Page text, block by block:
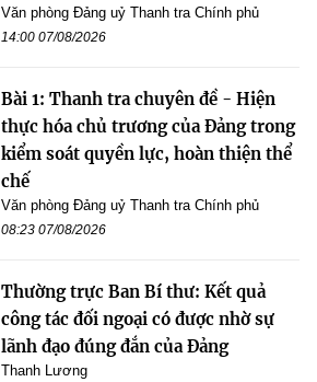
Văn phòng Đảng uỷ Thanh tra Chính phủ
14:00 07/08/2026
Bài 1: Thanh tra chuyên đề - Hiện
thực hóa chủ trương của Đảng trong
kiểm soát quyền lực, hoàn thiện thể
chế
Văn phòng Đảng uỷ Thanh tra Chính phủ
08:23 07/08/2026
Thường trực Ban Bí thư: Kết quả
công tác đối ngoại có được nhờ sự
lãnh đạo đúng đắn của Đảng
Thanh Lương